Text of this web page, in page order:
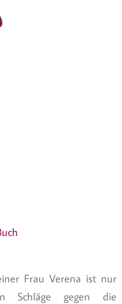
Frau Verena ist nur
Schläge gegen die